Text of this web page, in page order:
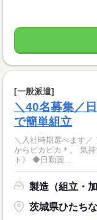
[一般派遣]
＼40名募集／
で簡単組立
＼入社時期選べます／ アクセス便利な国道245号すぐ！ 築浅工場だ
からピカピカ＊。 気持ち
ト》 ◆日勤固...
製造（組立・加
茨城県ひたち